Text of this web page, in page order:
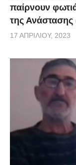
παίρνουν
της Ανάστασης
17 ΑΠΡΙΛΊΟΥ, 2023